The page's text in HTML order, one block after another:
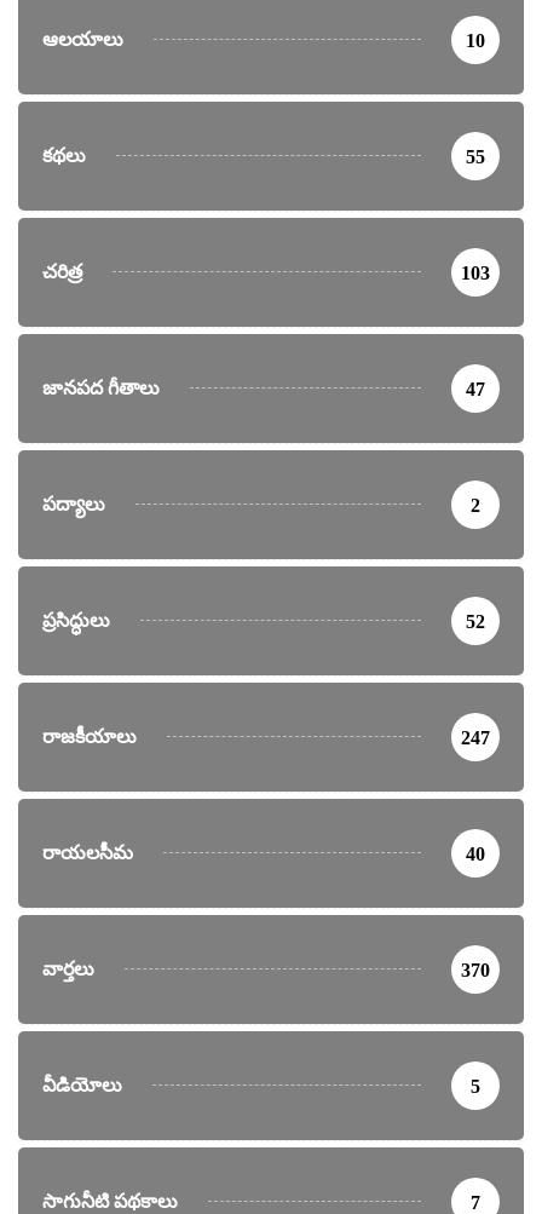
ఆలయాలు 10
కథలు 55
చరిత్ర 103
జానపద గీతాలు 47
పద్యాలు 2
ప్రసిద్ధులు 52
రాజకీయాలు 247
రాయలసీమ 40
వార్తలు 370
వీడియోలు 5
సాగునీటి పథకాలు 7